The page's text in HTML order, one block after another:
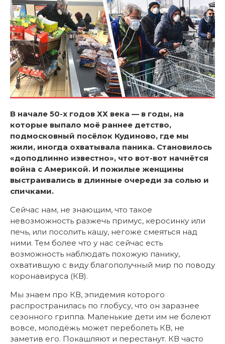
В начале 50-х годов ХХ века — в годы, на
которые выпало моё раннее детство,
подмосковный посёлок Кудиново, где мы
жили, иногда охватывала паника. Становилось
«доподлинно известно», что вот-вот начнётся
война с Америкой. И пожилые женщины
выстраивались в длинные очереди за солью и
спичками.
Сейчас нам, не знающим, что такое
невозможность разжечь примус, керосинку или
печь, или посолить кашу, негоже смеяться над
ними. Тем более что у нас сейчас есть
возможность наблюдать похожую панику,
охватившую с виду благополучный мир по поводу
коронавируса (КВ).
Мы знаем про КВ, эпидемия которого
распространилась по глобусу, что он заразнее
сезонного гриппа. Маленькие дети им не болеют
вовсе, молодёжь может переболеть КВ, не
заметив его. Покашляют и перестанут. КВ часто